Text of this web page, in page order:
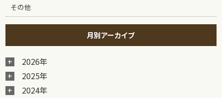
その他
月別アーカイブ
2026年
2025年
2024年